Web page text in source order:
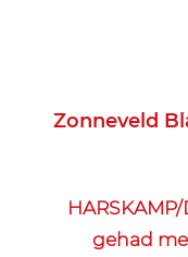
Zonneveld
gehad